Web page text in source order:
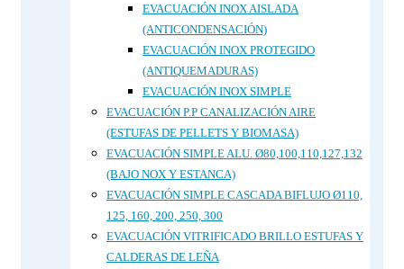
EVACUACIÓN INOX AISLADA
(ANTICONDENSACIÓN)
EVACUACIÓN INOX PROTEGIDO
(ANTIQUEMADURAS)
EVACUACIÓN INOX SIMPLE
EVACUACIÓN P.P CANALIZACIÓN AIRE
(ESTUFAS DE PELLETS Y BIOMASA)
EVACUACIÓN SIMPLE ALU. Ø80,100,110,127,132
(BAJO NOX Y ESTANCA)
EVACUACIÓN SIMPLE CASCADA BIFLUJO Ø110,
125, 160, 200, 250, 300
EVACUACIÓN VITRIFICADO BRILLO ESTUFAS Y
CALDERAS DE LEÑA